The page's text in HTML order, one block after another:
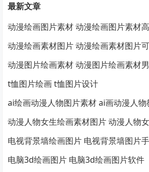
最新文章
动漫绘画图片素材 动漫绘画图片素材
动漫绘画素材图片 动漫绘画素材图片
动漫图片绘画素材 动漫图片绘画素材
t恤图片绘画 t恤图片设计
ai绘画动漫人物图片素材 ai画动漫人物
动漫人物女生绘画素材图片 动漫人物
电视背景墙绘画图片 电视背景墙图片
电脑3d绘画图片 电脑3d绘画图片软件